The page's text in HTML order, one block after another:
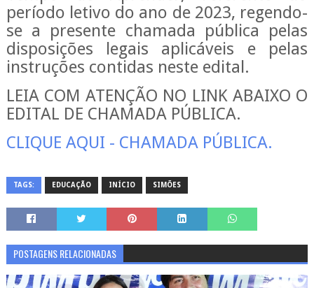
período letivo do ano de 2023, regendo-
se a presente chamada pública pelas
disposições legais aplicáveis e pelas
instruções contidas neste edital.
LEIA COM ATENÇÃO NO LINK ABAIXO O
EDITAL DE CHAMADA PÚBLICA.
CLIQUE AQUI - CHAMADA PÚBLICA.
TAGS: EDUCAÇÃO INÍCIO SIMÕES
POSTAGENS RELACIONADAS